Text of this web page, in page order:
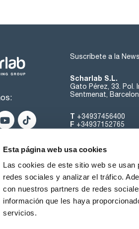
Esta página web usa cookies
Las cookies de este sitio web se
redes sociales y analizar el tráfico.
con nuestros partners de redes
información que les haya
servicios.
Suscríbete a la
Scharlab S.L.
Gato Pérez, 33. Pol.
Sentmenat,
T +34937456400
F +34937152765
Condiciones de Uso